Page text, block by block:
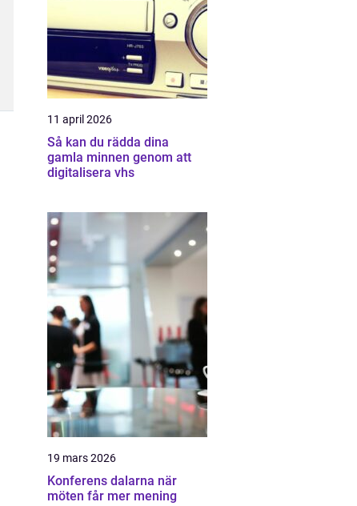
11 april 2026
Så kan du rädda dina
gamla minnen genom att
digitalisera vhs
19 mars 2026
Konferens dalarna när
möten får mer mening